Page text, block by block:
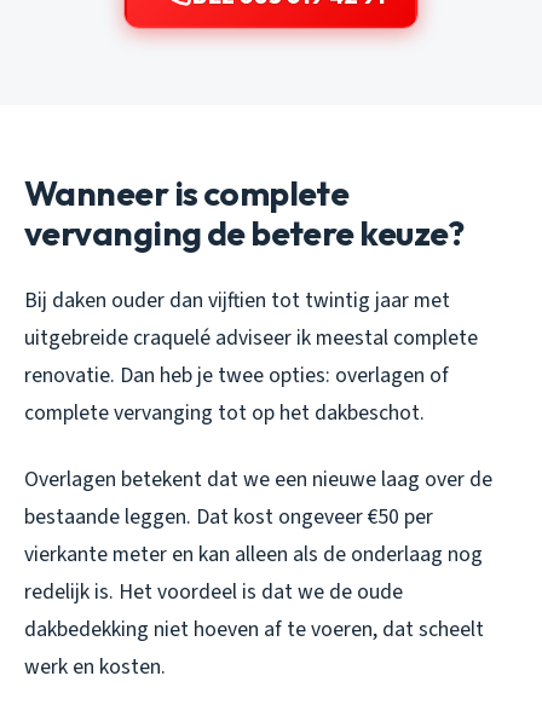
Wanneer is complete
vervanging de betere keuze?
Bij daken ouder dan vijftien tot twintig jaar met
uitgebreide craquelé adviseer ik meestal complete
renovatie. Dan heb je twee opties: overlagen of
complete vervanging tot op het dakbeschot.
Overlagen betekent dat we een nieuwe laag over de
bestaande leggen. Dat kost ongeveer €50 per
vierkante meter en kan alleen als de onderlaag nog
redelijk is. Het voordeel is dat we de oude
dakbedekking niet hoeven af te voeren, dat scheelt
werk en kosten.